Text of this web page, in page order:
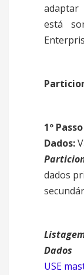
está
1º
Dados:
dados
Dados
USE